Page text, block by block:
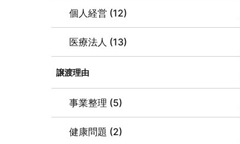
個人経営 (12)
医療法人 (13)
譲渡理由
事業整理 (5)
健康問題 (2)